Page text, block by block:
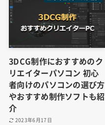
3DCG制作におすすめのク
リエイターパソコン 初心
者向けのパソコンの選び方
やおすすめ制作ソフトも紹
介
2023年6月17日